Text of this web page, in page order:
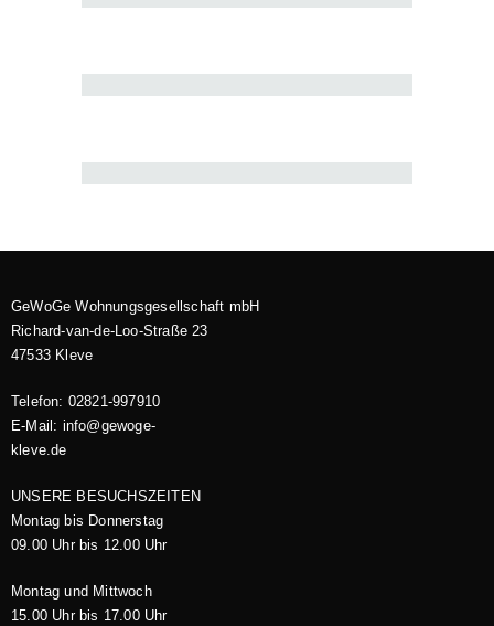
GeWoGe Wohnungsgesellschaft mbH
Richard-van-de-Loo-Straße 23
47533 Kleve
Telefon: 02821-997910
E-Mail: info@gewoge-
kleve.de​
UNSERE BESUCHSZEITEN
Montag bis Donnerstag
09.00 Uhr bis 12.00 Uhr
Montag und Mittwoch
15.00 Uhr bis 17.00 Uhr